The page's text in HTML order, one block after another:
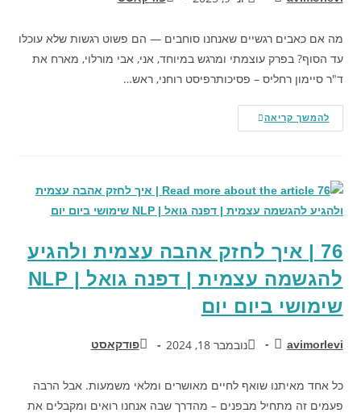
מה אם כאבים רגשיים שאנחנו סוחבים — הם פשוט רגשות שלא עוכלו
עד הסוף? בפרק עוצמתי ומרגש במיוחד, אני, אבי מורלוי, מארח את
ד"ר סיימון רחליס – פסיכותרפיסט רוחני, ראש…
להמשך קריאה
76 | איך לחזק אהבה עצמית ולהגיע
להגשמה עצמית | דפנה גואל | NLP
שימושי ביום יום
avimorlevi נובמבר 18, 2024 פודקאסט
כל אחד מאיתנו שואף לחיים מאושרים ומלאי משמעות. אבל הרבה
פעמים זה מתחיל מבפנים – מהדרך שבה אנחנו רואים ומקבלים את